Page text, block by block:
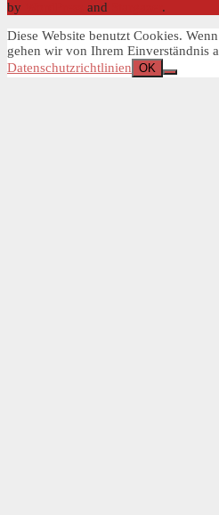
by
and
.
Diese Website benutzt Cookies.
gehen wir von Ihrem Einverständnis
Datenschutzrichtlinien OK